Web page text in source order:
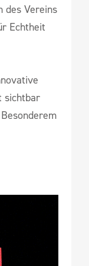
des Vereins
Echtheit
sichtbar